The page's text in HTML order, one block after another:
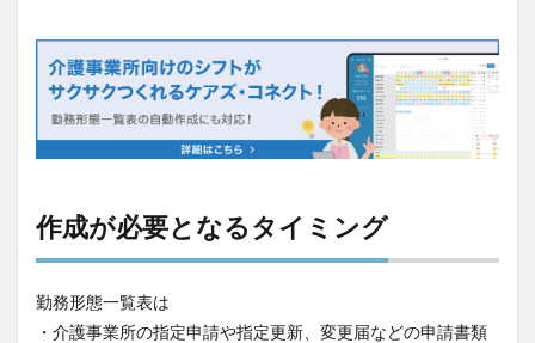
作成が必要となるタイミング
勤務形態一覧表は
・介護事業所の指定申請や指定更新、変更届などの申請書類
検索